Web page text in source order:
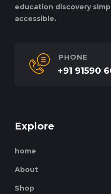
education discovery
accessible.
PHONE
+91 91590
Explore
home
About
Shop